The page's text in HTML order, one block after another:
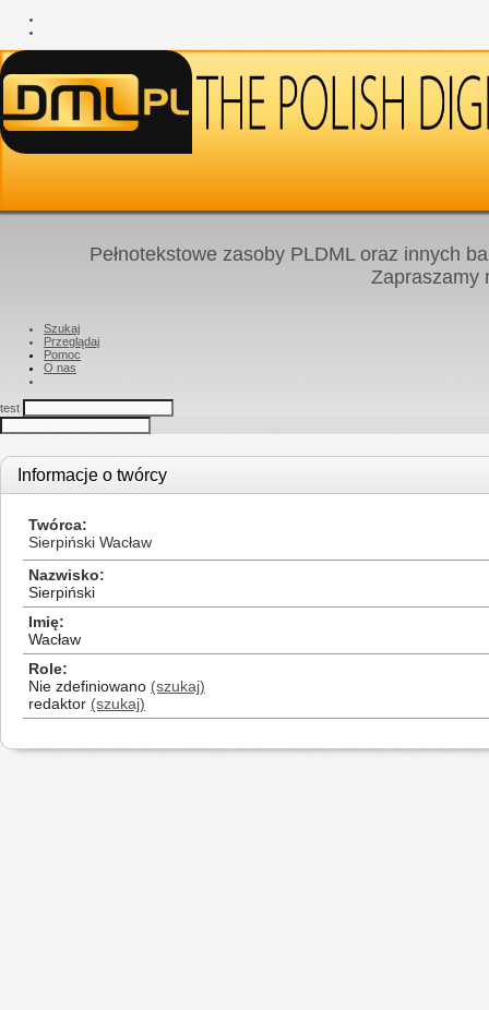
Pełnotekstowe zasoby PLDML oraz innych
Zapraszamy
Szukaj
Przeglądaj
Pomoc
O nas
test
Informacje o twórcy
Twórca
Sierpiński Wacław
Nazwisko
Sierpiński
Imię
Wacław
Role
Nie zdefiniowano (szukaj)
redaktor (szukaj)